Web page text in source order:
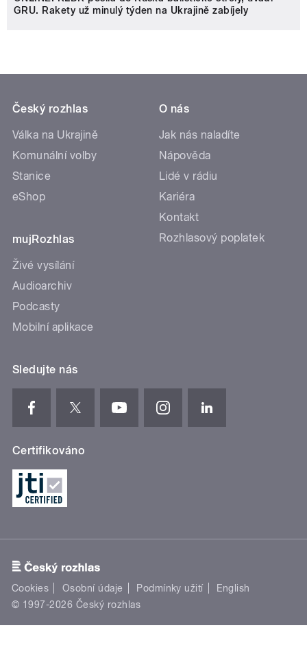
GRU. Rakety už minulý týden na Ukrajině zabíjely
Český rozhlas
Válka na Ukrajině
Komunální volby
Stanice
eShop
mujRozhlas
Živé vysílání
Audioarchiv
Podcasty
Mobilní aplikace
O nás
Jak nás naladíte
Nápověda
Lidé v rádiu
Kariéra
Kontakt
Rozhlasový poplatek
Sledujte nás
Certifikováno
Cookies Osobní údaje Podmínky užití
English
© 1997-2026 Český rozhlas